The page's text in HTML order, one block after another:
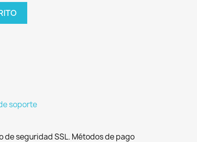
soporte
seguridad SSL. Métodos de pago